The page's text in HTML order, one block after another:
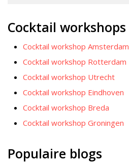
Cocktail workshops
Cocktail workshop Amsterdam
Cocktail workshop Rotterdam
Cocktail workshop Utrecht
Cocktail workshop Eindhoven
Cocktail workshop Breda
Cocktail workshop Groningen
Populaire blogs